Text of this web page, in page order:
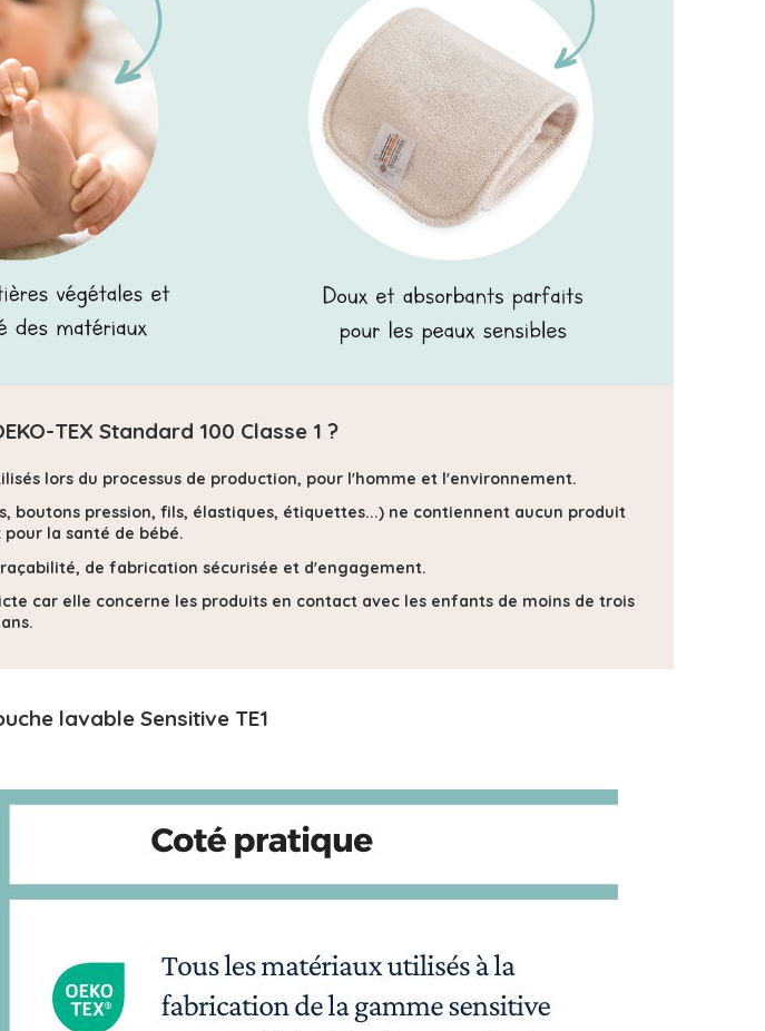
TEX Standard 100 Classe 1 ?
lors du processus de production, pour l'homme et l'environnement.
boutons pression, fils, élastiques, étiquettes...) ne contiennent aucun produit
la santé de bébé.
de fabrication sécurisée et d'engagement.
car elle concerne les produits en contact avec les enfants de moins de trois
ans.
lavable Sensitive TE1